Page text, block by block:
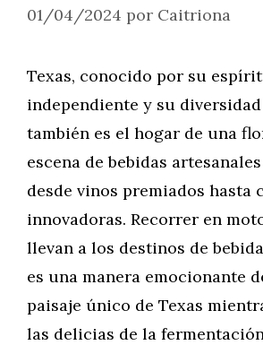
01/04/2024 por Caitriona
Texas, conocido por su
independiente y su
también es el hogar de una
escena de bebidas
desde vinos premiados hasta
innovadoras. Recorrer en
llevan a los destinos de
es una manera emocionante
paisaje único de Texas
las delicias de la